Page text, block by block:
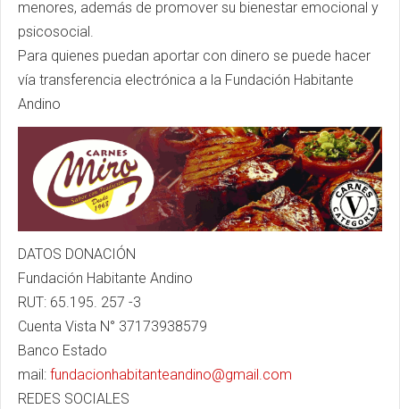
menores, además de promover su bienestar emocional y
psicosocial.
Para quienes puedan aportar con dinero se puede hacer
vía transferencia electrónica a la Fundación Habitante
Andino
DATOS DONACIÓN
Fundación Habitante Andino
RUT: 65.195. 257 -3
Cuenta Vista N° 37173938579
Banco Estado
mail: fundacionhabitanteandino@gmail.com
REDES SOCIALES